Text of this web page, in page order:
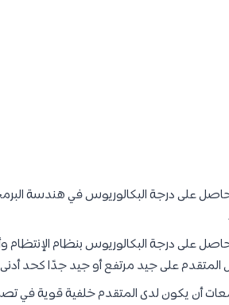
على درجة البكالوريوس في هندسة
على درجة البكالوريوس بنظام
على جيد مرتفع أو جيد جدًا كحد
أن يكون لدى المتقدم خلفية قوية في